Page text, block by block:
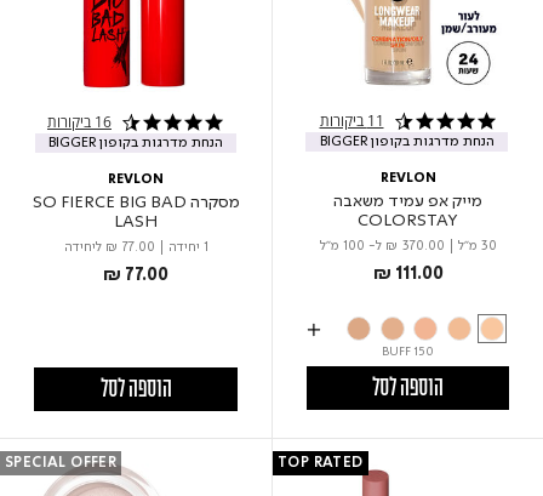
4.6 star rating 11 ביקורות
הנחת מדרגות בקופון BIGGER
REVLON
מייק אפ עמיד משאבה
COLORSTAY
30 מ"ל ₪ 370.00 ל- 100 מ"ל
₪ 111.00
BUFF 150
הוספה לסל
4.7 star rating 16 ביקורות
הנחת מדרגות בקופון BIGGER
REVLON
מסקרה SO FIERCE BIG BAD
LASH
1 יחידה ₪ 77.00 ליחידה
₪ 77.00
הוספה לסל
TOP RATED
SPECIAL OFFER